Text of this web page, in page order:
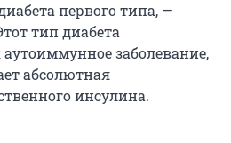
первого типа, —
тип диабета
аутоиммунное заболевание,
абсолютная
инсулина.